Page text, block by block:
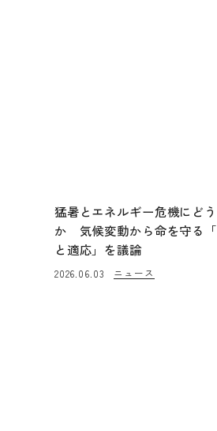
猛暑とエネルギー危機にど
か 気候変動から命を守る
と適応」を議論
2026.06.03 ニュース